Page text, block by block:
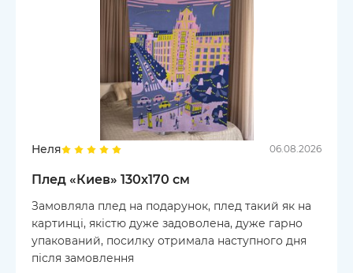
Неля 06.08.2026
Плед «Киев» 130х170 см
Замовляла плед на подарунок, плед такий як на
картинці, якістю дуже задоволена, дуже гарно
упакований, посилку отримала наступного дня
після замовлення